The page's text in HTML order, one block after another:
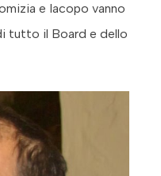
e Iacopo vanno
tutto il Board e dello